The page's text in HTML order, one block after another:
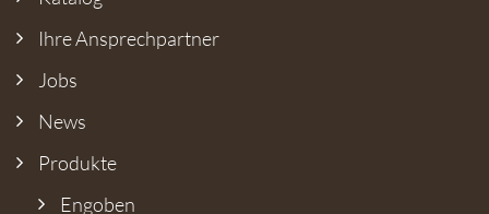
Ihre Ansprech­partner
Jobs
News
Produkte
Engoben